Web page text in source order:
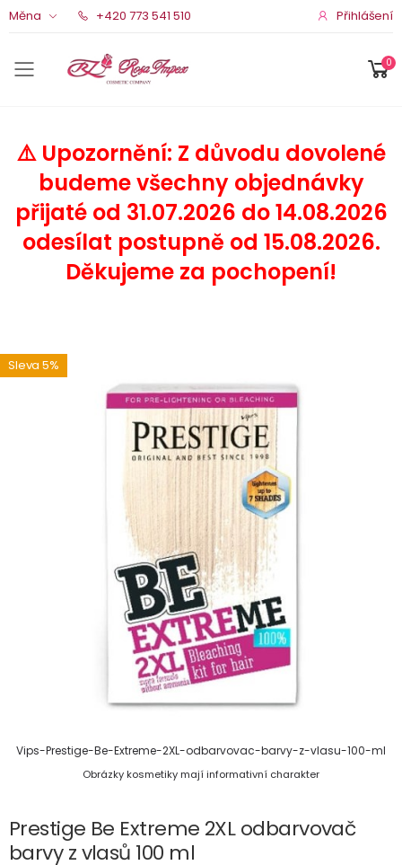
Měna +420 773 541 510 Přihlášení
Menu pro mobil 0
⚠️ Upozornění: Z důvodu dovolené
budeme všechny objednávky
přijaté od 31.07.2026 do 14.08.2026
odesílat postupně od 15.08.2026.
Děkujeme za pochopení!
Vips-Prestige-Be-Extreme-2XL-odbarvovac-barvy-z-vlasu-100-ml
Sleva 5%
Obrázky kosmetiky mají informativní charakter
Prestige Be Extreme 2XL odbarvovač
barvy z vlasů 100 ml